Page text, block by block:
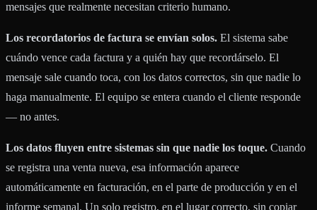
mensajes que realmente necesitan criterio humano.
Los recordatorios de factura se envían solos. El sistema sabe
cuándo vence cada factura y a quién hay que recordárselo. El
mensaje sale cuando toca, con los datos correctos, sin que nadie lo
haga manualmente. El equipo se entera cuando el cliente responde
— no antes.
Los datos fluyen entre sistemas sin que nadie los toque. Cuando
se registra una venta nueva, esa información aparece
automáticamente en facturación, en el parte de producción y en el
informe semanal. Un solo registro, en el lugar correcto, sin copiar